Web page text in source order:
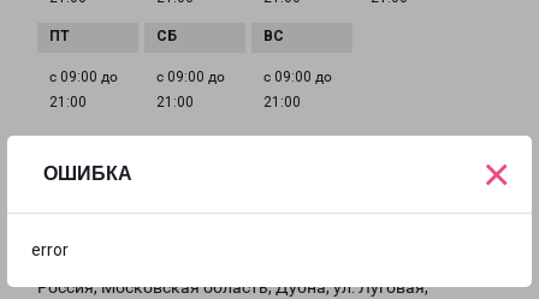
ОШИБКА
error
×
с 09:00 до
21:00
с 09:00 до
21:00
с 09:00 до
21:00
ДУБНА
Россия, Московская область, Дубна, ул. Луговая,